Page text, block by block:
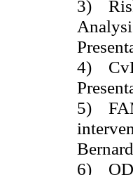
3)
4)
5)
6)